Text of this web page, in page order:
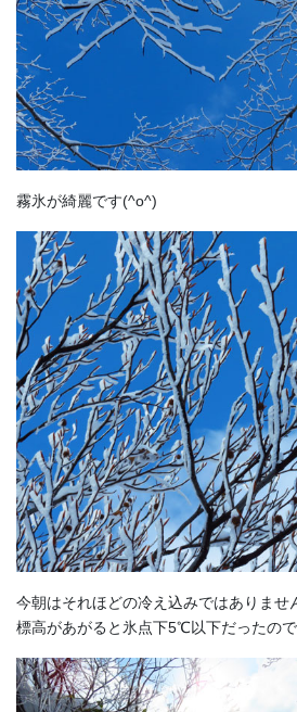
霧氷が綺麗です(^o^)
今朝はそれほどの冷え込みではありませ
標高があがると氷点下5℃以下だったの